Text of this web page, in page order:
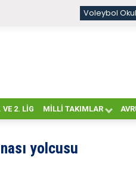
Voleybol
VE 2. LIG MILLI TAKIMLAR
yolcusu